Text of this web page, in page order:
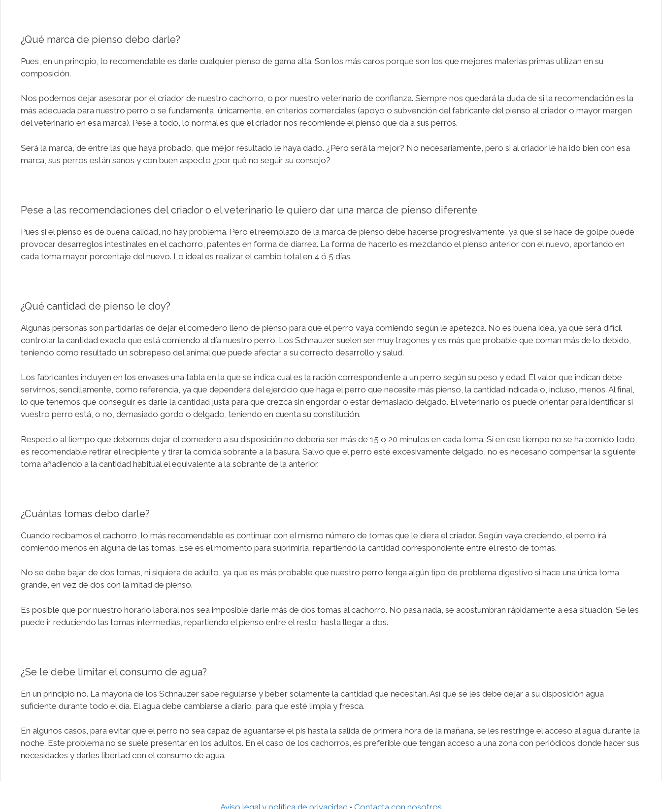
¿Qué marca de pienso debo darle?
Pues, en un principio, lo recomendable es darle cualquier pienso de gama alta. Son los más caros porque son los que mejores materias primas utilizan en su
composición.
Nos podemos dejar asesorar por el criador de nuestro cachorro, o por nuestro veterinario de confianza. Siempre nos quedará la duda de si la recomendación es la
más adecuada para nuestro perro o se fundamenta, únicamente, en criterios comerciales (apoyo o subvención del fabricante del pienso al criador o mayor margen
del veterinario en esa marca). Pese a todo, lo normal es que el criador nos recomiende el pienso que da a sus perros.
Será la marca, de entre las que haya probado, que mejor resultado le haya dado. ¿Pero será la mejor? No necesariamente, pero si al criador le ha ido bien con esa
marca, sus perros están sanos y con buen aspecto ¿por qué no seguir su consejo?
Pese a las recomendaciones del criador o el veterinario le quiero dar una marca de pienso diferente
Pues si el pienso es de buena calidad, no hay problema. Pero el reemplazo de la marca de pienso debe hacerse progresivamente, ya que si se hace de golpe puede
provocar desarreglos intestinales en el cachorro, patentes en forma de diarrea. La forma de hacerlo es mezclando el pienso anterior con el nuevo, aportando en
cada toma mayor porcentaje del nuevo. Lo ideal es realizar el cambio total en 4 ó 5 días.
¿Qué cantidad de pienso le doy?
Algunas personas son partidarias de dejar el comedero lleno de pienso para que el perro vaya comiendo según le apetezca. No es buena idea, ya que será difícil
controlar la cantidad exacta que está comiendo al día nuestro perro. Los Schnauzer suelen ser muy tragones y es más que probable que coman más de lo debido,
teniendo como resultado un sobrepeso del animal que puede afectar a su correcto desarrollo y salud.
Los fabricantes incluyen en los envases una tabla en la que se indica cual es la ración correspondiente a un perro según su peso y edad. El valor que indican debe
servirnos, sencillamente, como referencia, ya que dependerá del ejercicio que haga el perro que necesite más pienso, la cantidad indicada o, incluso, menos. Al final,
lo que tenemos que conseguir es darle la cantidad justa para que crezca sin engordar o estar demasiado delgado. El veterinario os puede orientar para identificar si
vuestro perro está, o no, demasiado gordo o delgado, teniendo en cuenta su constitución.
Respecto al tiempo que debemos dejar el comedero a su disposición no debería ser más de 15 o 20 minutos en cada toma. Si en ese tiempo no se ha comido todo,
es recomendable retirar el recipiente y tirar la comida sobrante a la basura. Salvo que el perro esté excesivamente delgado, no es necesario compensar la siguiente
toma añadiendo a la cantidad habitual el equivalente a la sobrante de la anterior.
¿Cuántas tomas debo darle?
Cuando recibamos el cachorro, lo más recomendable es continuar con el mismo número de tomas que le diera el criador. Según vaya creciendo, el perro irá
comiendo menos en alguna de las tomas. Ese es el momento para suprimirla, repartiendo la cantidad correspondiente entre el resto de tomas.
No se debe bajar de dos tomas, ni siquiera de adulto, ya que es más probable que nuestro perro tenga algún tipo de problema digestivo si hace una única toma
grande, en vez de dos con la mitad de pienso.
Es posible que por nuestro horario laboral nos sea imposible darle más de dos tomas al cachorro. No pasa nada, se acostumbran rápidamente a esa situación. Se les
puede ir reduciendo las tomas intermedias, repartiendo el pienso entre el resto, hasta llegar a dos.
¿Se le debe limitar el consumo de agua?
En un principio no. La mayoría de los Schnauzer sabe regularse y beber solamente la cantidad que necesitan. Así que se les debe dejar a su disposición agua
suficiente durante todo el día. El agua debe cambiarse a diario, para que esté limpia y fresca.
En algunos casos, para evitar que el perro no sea capaz de aguantarse el pis hasta la salida de primera hora de la mañana, se les restringe el acceso al agua durante la
noche. Este problema no se suele presentar en los adultos. En el caso de los cachorros, es preferible que tengan acceso a una zona con periódicos donde hacer sus
necesidades y darles libertad con el consumo de agua.
Aviso legal y política de privacidad • Contacta con nosotros